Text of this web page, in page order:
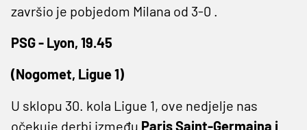
završio je pobjedom Milana od 3-0 .
PSG - Lyon, 19.45
(Nogomet, Ligue 1)
U sklopu 30. kola Ligue 1, ove nedjelje nas
očekuje derbi između Paris Saint-Germaina i